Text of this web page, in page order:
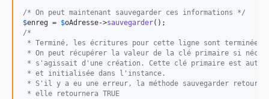
/* On peut maintenant sauvegarder ces informations */
$enreg = $oAdresse->sauvegarder
/*
* Terminé, les écritures pour cette ligne sont terminées.
* On peut récupérer la valeur de la clé primaire si
* s'agissait d'une création. Cette clé primaire est
* et initialisée dans l'instance.
* S'il y a eu une erreur, la méthode sauvegarder
* elle retournera TRUE